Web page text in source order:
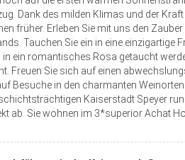
Dank des milden Klimas und der
früher. Erleben Sie mit uns den
Tauchen Sie ein in eine einzigartige
in ein romantisches Rosa getaucht
Freuen Sie sich auf einen
Besuche in den charmanten
Kaiserstadt Speyer
ab. Sie wohnen im 3*superior Achat